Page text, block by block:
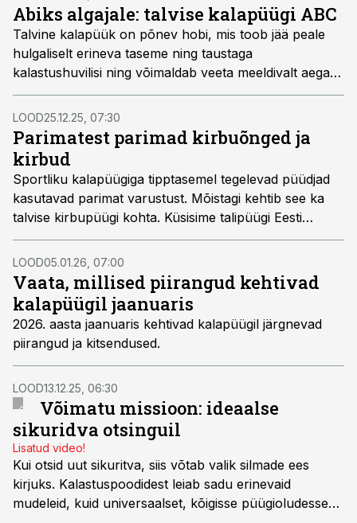
Abiks algajale: talvise kalapüügi ABC
Talvine kalapüük on põnev hobi, mis toob jää peale
hulgaliselt erineva taseme ning taustaga
kalastushuvilisi ning võimaldab veeta meeldivalt aega
värskes õhus. Selles loos annab kogenud talikalastaja
Georg Semenovski nõu neile, kes eeloleval talvel
esmakordselt jääle plaanivad minna.
LOOD25.12.25, 07:30
Parimatest parimad kirbuõnged ja
kirbud
Sportliku kalapüügiga tipptasemel tegelevad püüdjad
kasutavad parimat varustust. Mõistagi kehtib see ka
talvise kirbupüügi kohta. Küsisime talipüügi Eesti
meistrivõistlustel korduvalt kõrgeid kohti saanud
Konstantin Voznjukilt, millised ridvad ja kirbud on tema
arvates parimad ja miks. Usutavasti on sellest infost
kasu ka lihtsurelikule harrastuspüüdjale. Harivat
lugemist!
LOOD05.01.26, 07:00
Vaata, millised piirangud kehtivad
kalapüügil jaanuaris
2026. aasta jaanuaris kehtivad kalapüügil järgnevad
piirangud ja kitsendused.
LOOD13.12.25, 06:30
Võimatu missioon: ideaalse
sikuridva otsinguil
Lisatud video!
Kui otsid uut sikuritva, siis võtab valik silmade ees
kirjuks. Kalastuspoodidest leiab sadu erinevaid
mudeleid, kuid universaalset, kõigisse püügioludesse